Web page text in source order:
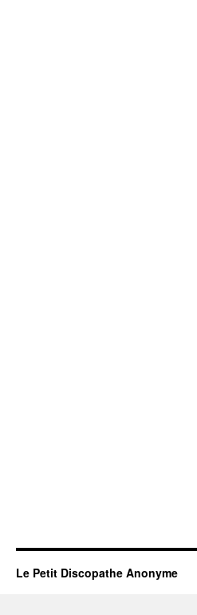
Le Petit Discopathe Anonyme